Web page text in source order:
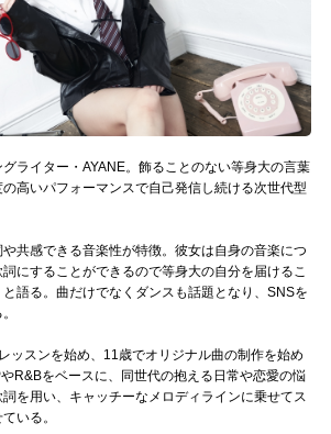
ライター・AYANE。飾ることのない等身大の言葉
高いパフォーマンスで自己発信し続ける次世代型
共感できる音楽性が特徴。彼女は自身の音楽につ
にすることができるので等身大の自分を届けるこ
語る。曲だけでなくダンスも話題となり、SNSを
ッスンを始め、11歳でオリジナル曲の制作を始め
R&Bをベースに、同世代の抱える日常や恋愛の悩
を用い、キャッチーなメロディラインに乗せてス
いる。